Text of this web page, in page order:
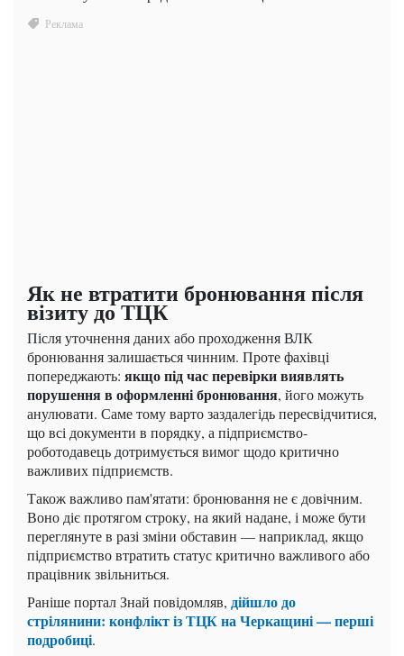
Як не втратити бронювання після
візиту до ТЦК
Після уточнення даних або проходження ВЛК
бронювання залишається чинним. Проте фахівці
попереджають: якщо під час перевірки виявлять
порушення в оформленні бронювання, його можуть
анулювати. Саме тому варто заздалегідь пересвідчитися,
що всі документи в порядку, а підприємство-
роботодавець дотримується вимог щодо критично
важливих підприємств.
Також важливо пам'ятати: бронювання не є довічним.
Воно діє протягом строку, на який надане, і може бути
переглянуте в разі зміни обставин — наприклад, якщо
підприємство втратить статус критично важливого або
працівник звільниться.
Раніше портал Знай повідомляв, дійшло до
стрілянини: конфлікт із ТЦК на Черкащині — перші
подробиці.